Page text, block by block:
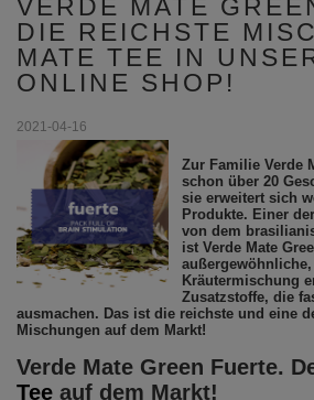
VERDE MATE
DIE REICHSTE
MATE TEE IN
ONLINE SHOP!
2021-04-16
Zur Familie Verde
schon über 20
sie erweitert sich
Produkte. Einer
von dem
ist Verde Mate
Kräutermischung
Zusatzstoffe, die
ausmachen. Das ist die reichste und eine
Mischungen auf dem Markt!
Verde Mate Green Fuerte.
Tee auf dem Markt!